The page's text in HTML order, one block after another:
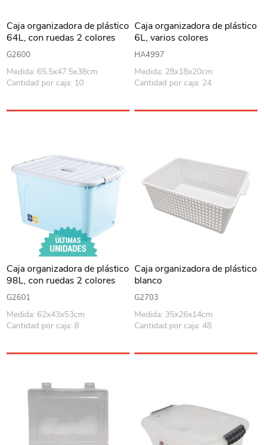
Caja organizadora de plástico
64L, con ruedas 2 colores
G2600
Medida: 65.5x47.5x38cm
Cantidad por caja: 10
Caja organizadora de plástico
6L, varios colores
HA4997
Medida: 28x18x20cm
Cantidad por caja: 24
Caja organizadora de plástico
98L, con ruedas 2 colores
G2601
Medida: 62x43x53cm
Cantidad por caja: 8
Caja organizadora de plástico
blanco
G2703
Medida: 35x26x14cm
Cantidad por caja: 48